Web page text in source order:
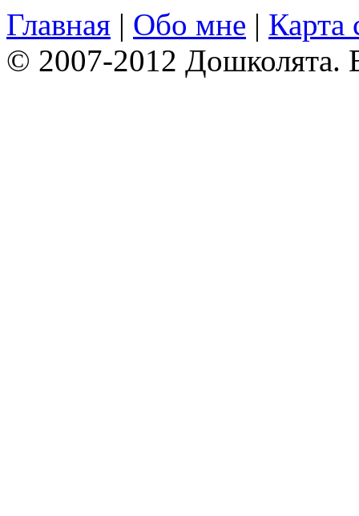
Главная | Обо мне | Карта
© 2007-2012 Дошколята.